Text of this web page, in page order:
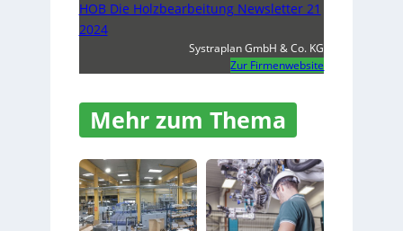
HOB Die Holzbearbeitung Newsletter 21
2024
Systraplan GmbH & Co. KG
Zur Firmenwebsite
Mehr zum Thema